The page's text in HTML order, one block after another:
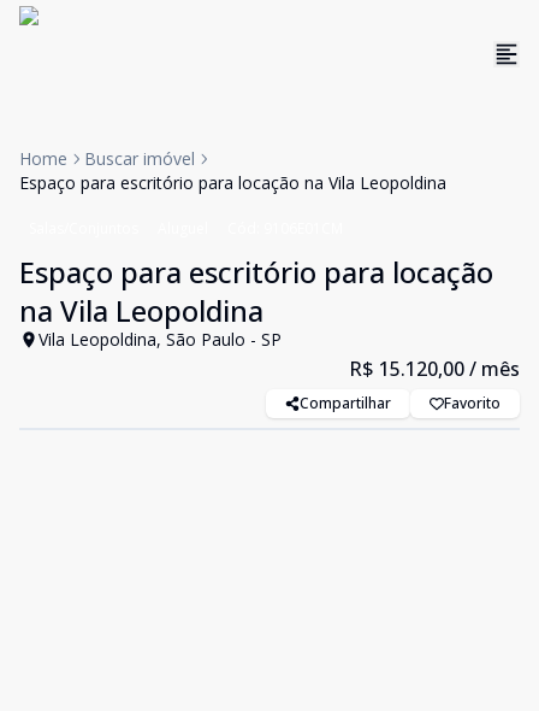
Home
Buscar imóvel
Espaço para escritório para locação na Vila Leopoldina
Espaço para escritório para locação
na Vila Leopoldina
Vila Leopoldina, São Paulo - SP
R$ 15.120,00/ mês
Compartilhar Favorito